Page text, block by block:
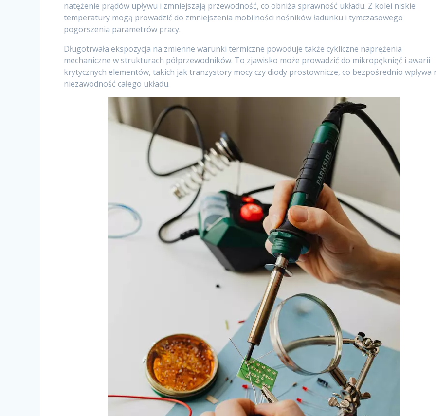
natężenie prądów upływu i zmniejszają przewodność, co obniża sprawność układu. Z kolei niskie
temperatury mogą prowadzić do zmniejszenia mobilności nośników ładunku i tymczasowego
pogorszenia parametrów pracy.
Długotrwała ekspozycja na zmienne warunki termiczne powoduje także cykliczne naprężenia
mechaniczne w strukturach półprzewodników. To zjawisko może prowadzić do mikropęknięć i awarii
krytycznych elementów, takich jak tranzystory mocy czy diody prostownicze, co bezpośrednio wpływa
niezawodność całego układu.